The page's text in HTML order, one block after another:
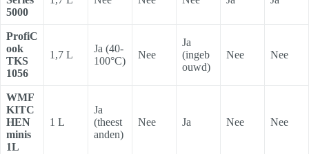
5000
ProfiC
ook
TKS
1056
1,7 L
Ja (40-
100°C)
Nee
Ja
(ingeb
ouwd)
Nee Nee
WMF
KITC
HEN
minis
1L
1 L
Ja
(theest
anden)
Nee Ja Nee Nee